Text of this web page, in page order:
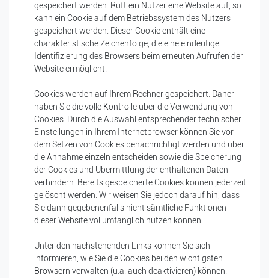
gespeichert werden. Ruft ein Nutzer eine Website auf, so
kann ein Cookie auf dem Betriebssystem des Nutzers
gespeichert werden. Dieser Cookie enthält eine
charakteristische Zeichenfolge, die eine eindeutige
Identifizierung des Browsers beim erneuten Aufrufen der
Website ermöglicht.
Cookies werden auf Ihrem Rechner gespeichert. Daher
haben Sie die volle Kontrolle über die Verwendung von
Cookies. Durch die Auswahl entsprechender technischer
Einstellungen in Ihrem Internetbrowser können Sie vor
dem Setzen von Cookies benachrichtigt werden und über
die Annahme einzeln entscheiden sowie die Speicherung
der Cookies und Übermittlung der enthaltenen Daten
verhindern. Bereits gespeicherte Cookies können jederzeit
gelöscht werden. Wir weisen Sie jedoch darauf hin, dass
Sie dann gegebenenfalls nicht sämtliche Funktionen
dieser Website vollumfänglich nutzen können.
Unter den nachstehenden Links können Sie sich
informieren, wie Sie die Cookies bei den wichtigsten
Browsern verwalten (u.a. auch deaktivieren) können: